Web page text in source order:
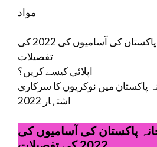
مواد
امریکی سفارتخانہ پاکستان کی آسامیوں کی 2022 کی
تفصیلات
اپلائی کیسے کریں؟
پاکستان میں نوکریوں کا سرکاری
اشتہار 2022
پاکستان کی آسامیوں کی